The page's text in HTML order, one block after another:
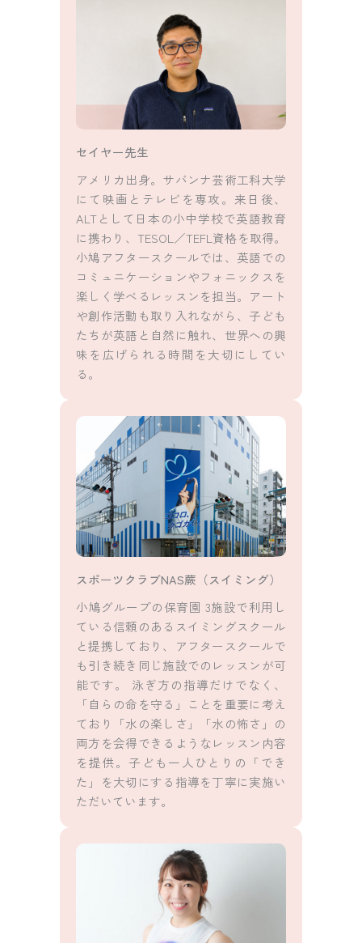
セイヤー先生
アメリカ出身。サバンナ芸術工科大学
にて映画とテレビを専攻。来日後、
ALTとして日本の小中学校で英語教育
に携わり、TESOL／TEFL資格を取得。
小鳩アフタースクールでは、英語での
コミュニケーションやフォニックスを
楽しく学べるレッスンを担当。アート
や創作活動も取り入れながら、子ども
たちが英語と自然に触れ、世界への興
味を広げられる時間を大切にしてい
る。
スポーツクラブNAS蕨（スイミング）
小鳩グループの保育園 3施設で利用し
ている信頼のあるスイミングスクール
と提携しており、アフタースクールで
も引き続き同じ施設でのレッスンが可
能です。 泳ぎ方の指導だけでなく、
「自らの命を守る」ことを重要に考え
ており「水の楽しさ」「水の怖さ」の
両方を会得できるようなレッスン内容
を提供。子ども一人ひとりの「でき
た」を大切にする指導を丁寧に実施い
ただいています。